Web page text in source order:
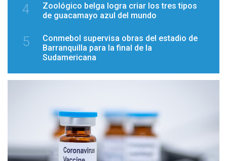
4
Zoológico belga logra criar los tres tipos
de guacamayo azul del mundo
5
Conmebol supervisa obras del estadio de
Barranquilla para la final de la
Sudamericana